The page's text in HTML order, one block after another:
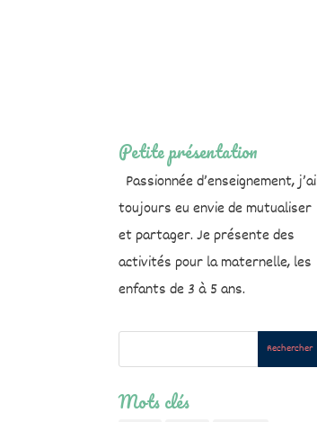
Petite présentation
Passionnée d’enseignement, j’ai
toujours eu envie de mutualiser
et partager. Je présente des
activités pour la maternelle, les
enfants de 3 à 5 ans.
Mots clés